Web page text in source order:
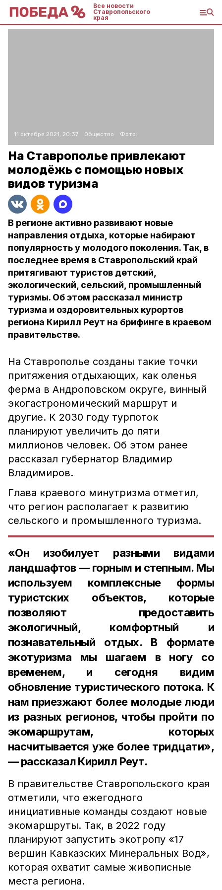
Все новости
Ставропольского
края
11 октября 2021, 20:37 Общество Фото:
На Ставрополье привлекают
молодёжь с помощью новых
видов туризма
В регионе активно развивают новые
направления отдыха, которые набирают
популярность у молодого поколения. Так, в
последнее время в Ставропольский край
притягивают туристов детский,
экологический, сельский, промышленный
туризмы. Об этом рассказал министр
туризма и оздоровительных курортов
региона Кирилл Реут на брифинге в краевом
правительстве.
На Ставрополье созданы такие точки
притяжения отдыхающих, как оленья
ферма в Андроповском округе, винный
экогастрономический маршрут и
другие. К 2030 году турпоток
планируют увеличить до пяти
миллионов человек. Об этом ранее
рассказал губернатор Владимир
Владимиров.
Глава краевого минутризма отметил,
что регион располагает к развитию
сельского и промышленного туризма.
«Он изобилует разными видами
ландшафтов — горным и степным. Мы
используем комплексные формы
туристских объектов, которые
позволяют предоставить
экологичный, комфортный и
познавательный отдых. В формате
экотуризма мы шагаем в ногу со
временем, и сегодня видим
обновление туристического потока. К
нам приезжают более молодые люди
из разных регионов, чтобы пройти по
экомаршрутам, которых
насчитывается уже более тридцати»,
— рассказал Кирилл Реут.
В правительстве Ставропольского края
отметили, что ежегодного
инициативные команды создают новые
экомаршруты. Так, в 2022 году
планируют запустить экотропу «17
вершин Кавказских Минеральных Вод»,
которая охватит самые живописные
места региона.